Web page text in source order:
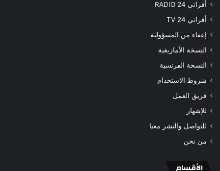
أفراتي 24 RADIO
أفراتي 24 TV
إعفاء من المسؤولية
النسخة الأمازيغية
النسخة الفرنسية
شروط الاستخدام
فريق العمل
للإشهار
للتواصل والنشر معنا
من نحن
الأقسام